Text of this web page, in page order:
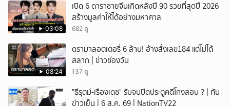
03:08
เปิด 6 ดาราชายจีนเกิดหลังปี 90 รวยที่สุดปี 2026
สร้างมูลค่าให้ได้อย่างมหาศาล
682 ดู
08:24
ดรามาลอตเตอรี่ 6 ล้าน! อ้างสั่งเลข184 แต่ไม่ได้
สลาก | ข่าวช่องวัน
137 ดู
"ธีรุตม์-เรืองเดช" รับจบปิดประตูคดีโกงสอบ ? | ทัน
ข่าวเย็น | 6 ส.ค. 69 | NationTV22